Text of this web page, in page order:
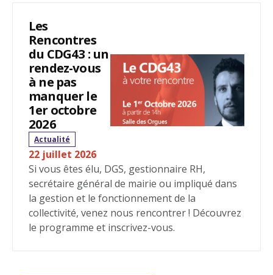
Les
Rencontres
du CDG43 : un
rendez-vous
à ne pas
manquer le
1er octobre
2026
Actualité
22 juillet 2026
Si vous êtes élu, DGS, gestionnaire RH,
secrétaire général de mairie ou impliqué dans
la gestion et le fonctionnement de la
collectivité, venez nous rencontrer ! Découvrez
le programme et inscrivez-vous.